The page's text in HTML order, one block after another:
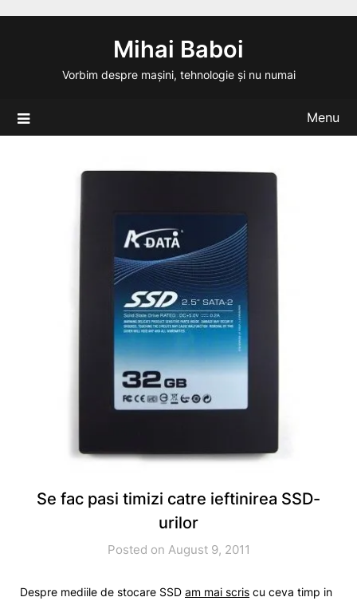
Mihai Baboi
Vorbim despre mașini, tehnologie și nu numai
Menu
Se fac pasi timizi catre ieftinirea SSD-
urilor
Posted on August 9, 2011
Despre mediile de stocare SSD am mai scris cu ceva timp in